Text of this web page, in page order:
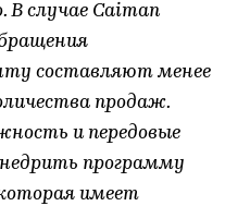
случае Caiman
составляют менее
продаж.
и передовые
программу
имеет